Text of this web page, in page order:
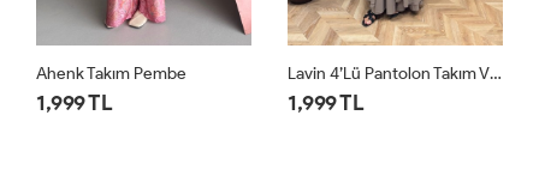
1,999 TL 1,999 TL